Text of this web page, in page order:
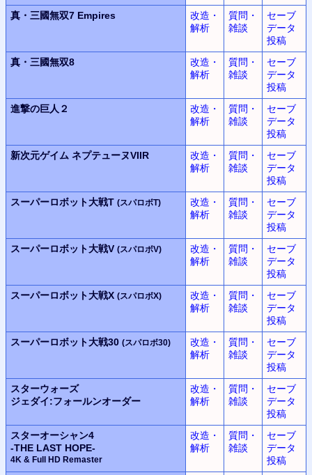
真・三國無双7 Empires
改造・
解析
質問・
雑談
セーブ
データ
投稿
真・三國無双8
改造・
解析
質問・
雑談
セーブ
データ
投稿
進撃の巨人２
改造・
解析
質問・
雑談
セーブ
データ
投稿
新次元ゲイム ネプテューヌVIIR
改造・
解析
質問・
雑談
セーブ
データ
投稿
スーパーロボット大戦T (スパロボT)
改造・
解析
質問・
雑談
セーブ
データ
投稿
スーパーロボット大戦V (スパロボV)
改造・
解析
質問・
雑談
セーブ
データ
投稿
スーパーロボット大戦X (スパロボX)
改造・
解析
質問・
雑談
セーブ
データ
投稿
スーパーロボット大戦30 (スパロボ30)
改造・
解析
質問・
雑談
セーブ
データ
投稿
スターウォーズ
ジェダイ:フォールンオーダー
改造・
解析
質問・
雑談
セーブ
データ
投稿
スターオーシャン4
-THE LAST HOPE-
4K & Full HD Remaster
改造・
解析
質問・
雑談
セーブ
データ
投稿